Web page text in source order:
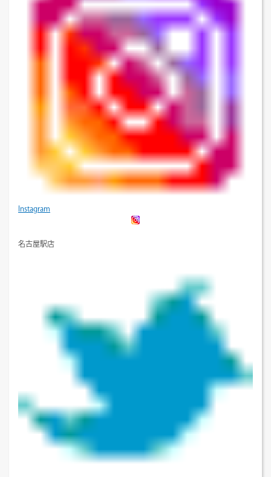
Instagram
名古屋駅店